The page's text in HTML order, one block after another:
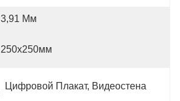
3,91 Мм
250x250мм
Цифровой Плакат, Видеостена